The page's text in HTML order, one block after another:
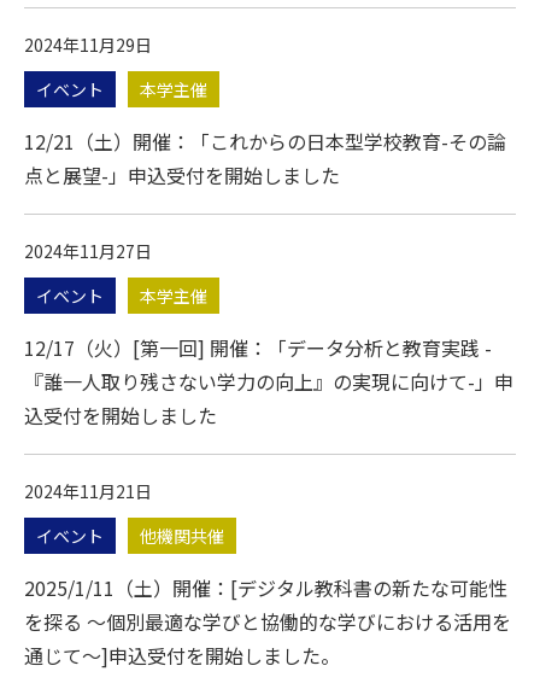
2024年11月29日
イベント
本学主催
12/21（土）開催：「これからの日本型学校教育-その論
点と展望-」申込受付を開始しました
2024年11月27日
イベント
本学主催
12/17（火）[第一回] 開催：「データ分析と教育実践 -
『誰一人取り残さない学力の向上』の実現に向けて-」申
込受付を開始しました
2024年11月21日
イベント
他機関共催
2025/1/11（土）開催：[デジタル教科書の新たな可能性
を探る ～個別最適な学びと協働的な学びにおける活用を
通じて～]申込受付を開始しました。